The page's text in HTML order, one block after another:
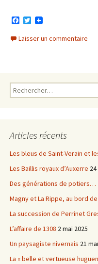
c
e
T
i
t
Laisser un commentaire
Rechercher :
Articles récents
Les bleus de Saint-Verain et
Les Baillis royaux d’Auxerre
Des générations de potiers…
Magny et La Rippe, au bord de
La succession de Perrinet
L’affaire de 1308 2 mai 2025
Un paysagiste nivernais 21
La « belle et vertueuse